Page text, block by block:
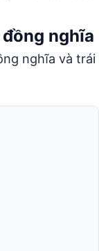
nghĩa
nghĩa và trái